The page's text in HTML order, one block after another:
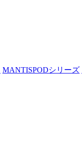
MANTISPODシリーズ